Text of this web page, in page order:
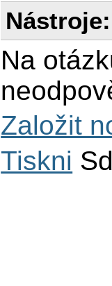
smtpd_use_tls =
Nástroje:
Na
Založit
Tiskni